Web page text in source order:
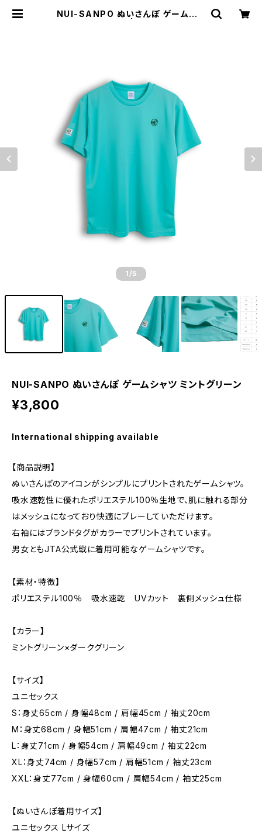
NUI-SANPO ぬいさんぽ ゲームシャ
1 /5
NUI-SANPO ぬいさんぽ ゲームシャツ ミントグリーン
¥3,800
International shipping available
【商品説明】
ぬいさんぽのアイコンがシンプルにプリントされたゲームシャツ。
吸水速乾性に優れたポリエステル100％生地で、肌に触れる部分
はメッシュになっており快適にプレーしていただけます。
右袖にはブランドタグがカラーでプリントされています。
男女ともJTA公式戦に着用可能なゲームシャツです。
【素材・特徴】
ポリエステル100％ 吸水速乾 UVカット 裏側メッシュ仕様
【カラー】
ミントグリーン×ダークグリーン
【サイズ】
ユニセックス
S：身丈65cm / 身幅48cm / 肩幅45cm / 袖丈20cm
M：身丈68cm / 身幅51cm / 肩幅47cm / 袖丈21cm
L：身丈71cm / 身幅54cm / 肩幅49cm / 袖丈22cm
XL：身丈74cm / 身幅57cm / 肩幅51cm / 袖丈23cm
XXL：身丈77cm / 身幅60cm / 肩幅54cm / 袖丈25cm
【ぬいさんぽ着用サイズ】
ユニセックス Lサイズ